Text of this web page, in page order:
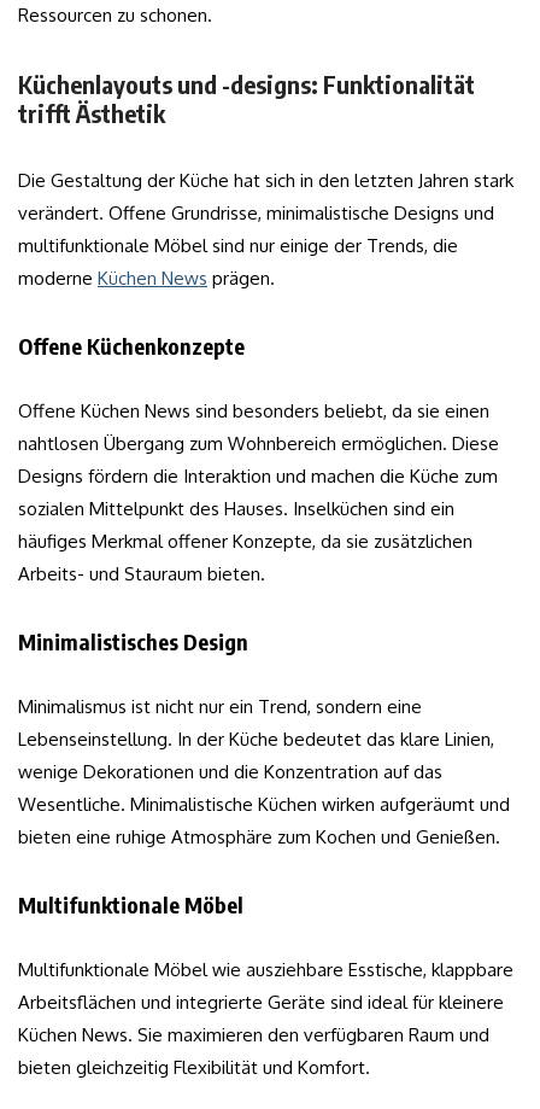
Ressourcen zu schonen.
Küchenlayouts und -designs: Funktionalität
trifft Ästhetik
Die Gestaltung der Küche hat sich in den letzten Jahren stark
verändert. Offene Grundrisse, minimalistische Designs und
multifunktionale Möbel sind nur einige der Trends, die
moderne Küchen News prägen.
Offene Küchenkonzepte
Offene Küchen News sind besonders beliebt, da sie einen
nahtlosen Übergang zum Wohnbereich ermöglichen. Diese
Designs fördern die Interaktion und machen die Küche zum
sozialen Mittelpunkt des Hauses. Inselküchen sind ein
häufiges Merkmal offener Konzepte, da sie zusätzlichen
Arbeits- und Stauraum bieten.
Minimalistisches Design
Minimalismus ist nicht nur ein Trend, sondern eine
Lebenseinstellung. In der Küche bedeutet das klare Linien,
wenige Dekorationen und die Konzentration auf das
Wesentliche. Minimalistische Küchen wirken aufgeräumt und
bieten eine ruhige Atmosphäre zum Kochen und Genießen.
Multifunktionale Möbel
Multifunktionale Möbel wie ausziehbare Esstische, klappbare
Arbeitsflächen und integrierte Geräte sind ideal für kleinere
Küchen News. Sie maximieren den verfügbaren Raum und
bieten gleichzeitig Flexibilität und Komfort.